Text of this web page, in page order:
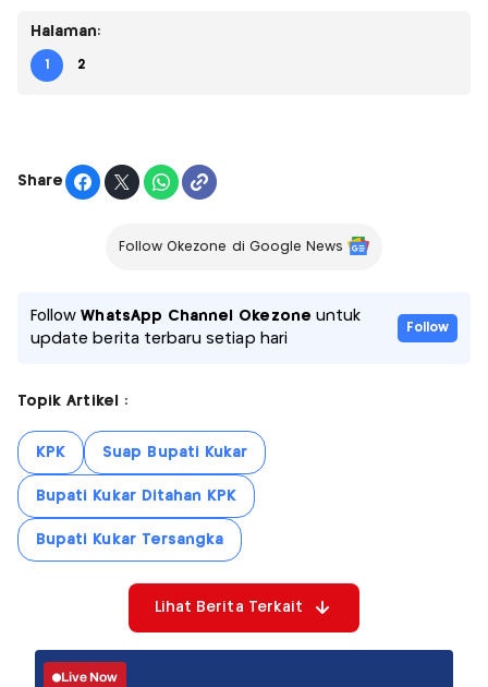
Halaman:
1 2
Share
Follow Okezone di Google News
FollowWhatsApp Channel Okezone untuk
update berita terbaru setiap hari
Follow
Topik Artikel :
KPK Suap Bupati Kukar
Bupati Kukar Ditahan KPK
Bupati Kukar Tersangka
Lihat Berita Terkait
Live Now